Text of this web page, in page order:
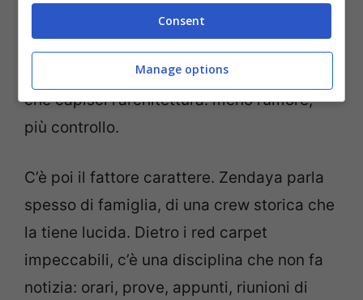
Euphoria e durante la lavorazione di
Malcolm & Marie, girato in piena pandemia
con una troupe ridotta e tempi serrati. È lì
che capisci l’architettura: meno rumore,
più controllo.
C’è poi il fattore carattere. Zendaya parla
spesso di famiglia, di una crew storica che
la tiene lucida. Dietro i red carpet
impeccabili, c’è una disciplina che non fa
notizia: orari, prove, appunti, riunioni di
Consent
Manage options